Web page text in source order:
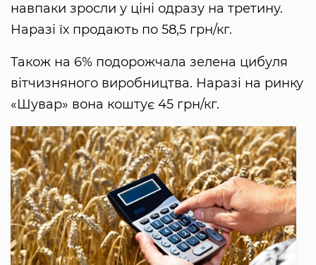
навпаки зросли у ціні одразу на третину.
Наразі їх продають по 58,5 грн/кг.
Також на 6% подорожчала зелена цибуля
вітчизняного виробництва. Наразі на ринку
«Шувар» вона коштує 45 грн/кг.